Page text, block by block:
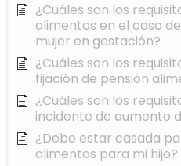
¿Cuáles son los
alimentos en el caso
mujer en gestación?
¿Cuáles son los
fijación de pensión
¿Cuáles son los
incidente de aumento
¿Debo estar casada
alimentos para mi hijo?